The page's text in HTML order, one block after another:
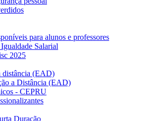
para alunos e professores
Salarial
2025
distância (EAD)
a Distância (EAD)
- CEPRU
Duração